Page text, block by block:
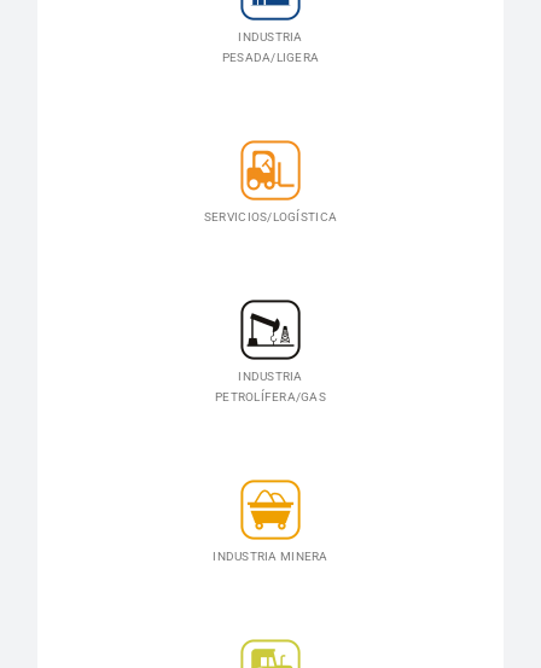
INDUSTRIA
PESADA/LIGERA
SERVICIOS/LOGÍSTICA
INDUSTRIA
PETROLÍFERA/GAS
INDUSTRIA MINERA